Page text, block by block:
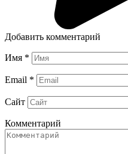
Добавить комментарий
Имя *
Email *
Сайт
Комментарий